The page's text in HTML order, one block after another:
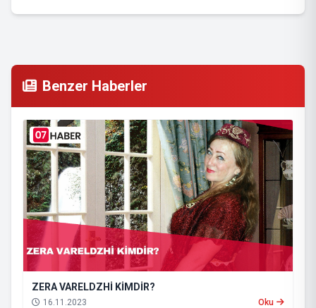
Benzer Haberler
ZERA VARELDZHİ KİMDİR?
16.11.2023 Oku